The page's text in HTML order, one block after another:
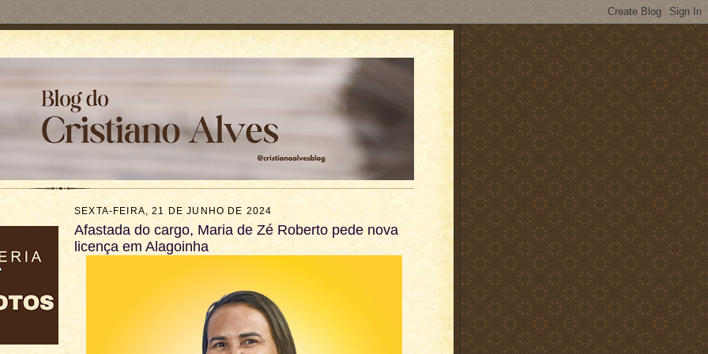
SEXTA-FEIRA, 21 DE JUNHO DE 2024
Afastada do cargo, Maria de Zé Roberto pede nova
licença em Alagoinha